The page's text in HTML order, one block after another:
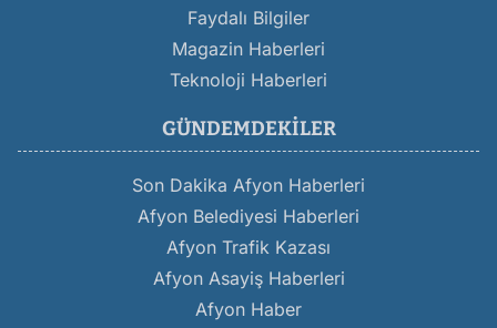
Faydalı Bilgiler
Magazin Haberleri
Teknoloji Haberleri
GÜNDEMDEKILER
Son Dakika Afyon Haberleri
Afyon Belediyesi Haberleri
Afyon Trafik Kazası
Afyon Asayiş Haberleri
Afyon Haber